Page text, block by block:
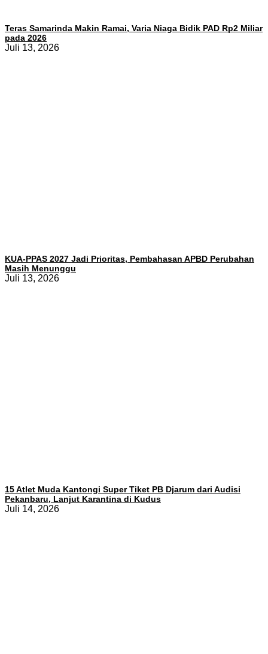
Teras Samarinda Makin Ramai, Varia Niaga Bidik PAD Rp2 Miliar
pada 2026
Juli 13, 2026
KUA-PPAS 2027 Jadi Prioritas, Pembahasan APBD Perubahan
Masih Menunggu
Juli 13, 2026
15 Atlet Muda Kantongi Super Tiket PB Djarum dari Audisi
Pekanbaru, Lanjut Karantina di Kudus
Juli 14, 2026